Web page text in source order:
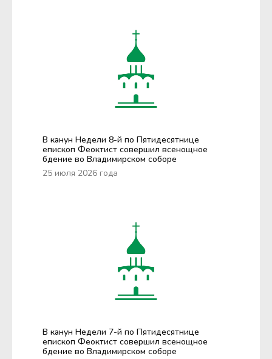
В канун Недели 8-й по Пятидесятнице
епископ Феоктист совершил всенощное
бдение во Владимирском соборе
25 июля 2026 года
В канун Недели 7-й по Пятидесятнице
епископ Феоктист совершил всенощное
бдение во Владимирском соборе